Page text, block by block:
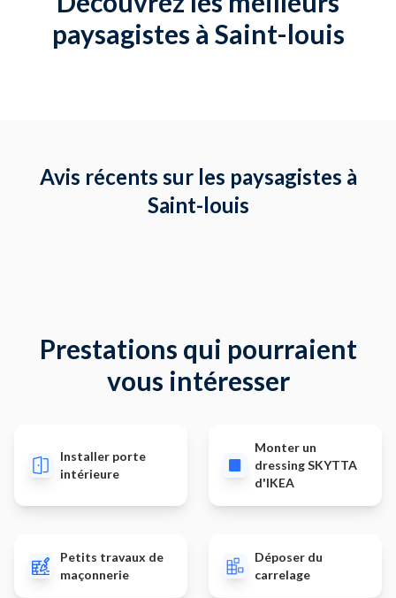
paysagistes à Saint-louis
Avis récents sur les paysagistes à
Saint-louis
Prestations qui pourraient
vous intéresser
Installer porte
intérieure
Monter un
dressing SKYTTA
d'IKEA
Petits travaux de
maçonnerie
Déposer du
carrelage